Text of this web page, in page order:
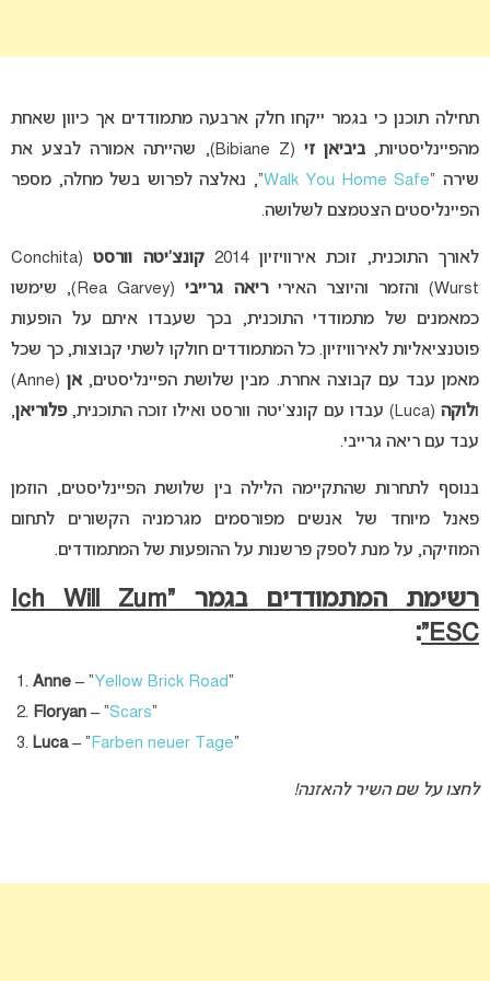
תחילה תוכנן כי בגמר ייקחו חלק ארבעה מתמודדים אך כיוון שאחת
מהפיינליסטיות,ביביאן זי
(Bibiane Z), שהייתה אמורה לבצע את
שירה “Walk You Home Safe“, נאלצה לפרוש בשל מחלה, מספר
הפיינליסטים הצטמצם לשלושה.
לאורך התוכנית, זוכת אירוויזיון 2014 קונצ’יטה וורסט
(Conchita
Wurst) והזמר והיוצר האירי
ריאה גרייבי
(Rea Garvey), שימשו
כמאמנים של מתמודדי התוכנית, בכך שעבדו איתם על הופעות
פוטנציאליות לאירוויזיון. כל המתמודדים חולקו לשתי קבוצות, כך שכל
מאמן עבד עם קבוצה אחרת. מבין שלושת הפיינליסטים,אן
(Anne)
ולוקה (Luca) עבדו עם קונצ’יטה וורסט ואילו זוכה התוכנית, פלוריאן,
עבד עם ריאה גרייבי.
בנוסף לתחרות שהתקיימה הלילה בין שלושת הפיינליסטים, הוזמן
פאנל מיוחד של אנשים מפורסמים מגרמניה הקשורים לתחום
המוזיקה, על מנת לספק פרשנות על ההופעות של המתמודדים.
רשימת המתמודדים בגמר “Ich Will Zum
ESC”
:
Anne – “Yellow Brick Road“
Floryan – “Scars“
Luca – “Farben neuer Tage“
לחצו על שם השיר להאזנה!